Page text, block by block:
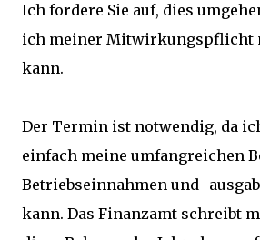
Ich fordere Sie auf, dies
ich meiner Mitwirkungspflicht
kann.
Der Termin ist notwendig, da
einfach meine umfangreichen
Betriebseinnahmen und -
kann. Das Finanzamt schreibt